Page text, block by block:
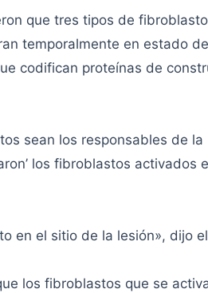
que tres tipos de
temporalmente en estado
codifican proteínas de
sean los responsables de
los fibroblastos
en el sitio de la lesión», dijo
los fibroblastos que se